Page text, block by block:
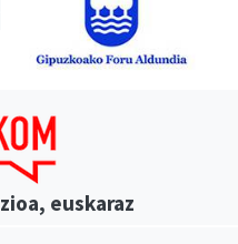
euskaraz